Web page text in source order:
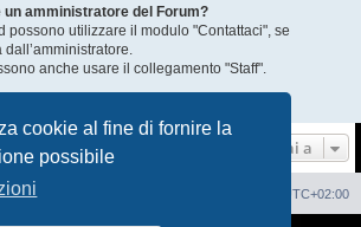
cookie al fine di fornire la
possibile
amministratore del Forum?
possono utilizzare il modulo "Contattaci", se
dall’amministratore.
anche usare il collegamento "Staff".
Vai a
UTC+02:00